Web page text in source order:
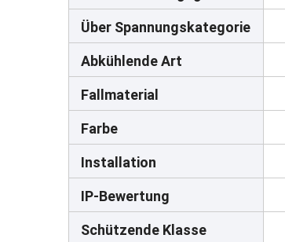
Über Spannungskategorie
Abkühlende Art
Fallmaterial
Farbe
Installation
IP-Bewertung
Schützende Klasse